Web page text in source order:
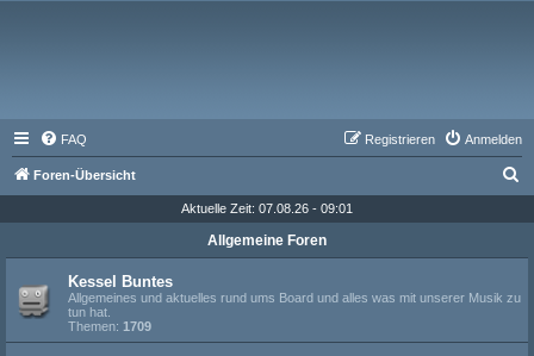
FAQ Anmelden
Registrieren
Foren-Übersicht
h
Aktuelle Zeit: 07.08.26 - 09:01
Allgemeine Foren
Kessel Buntes
Allgemeines und aktuelles rund ums Board und alles was mit unserer Musik zu
tun hat.
Themen: 1709